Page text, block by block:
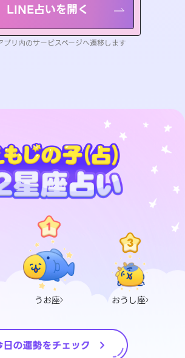
LINE占いを開く
リ内のサービスページへ遷移します
うお座 おうし座